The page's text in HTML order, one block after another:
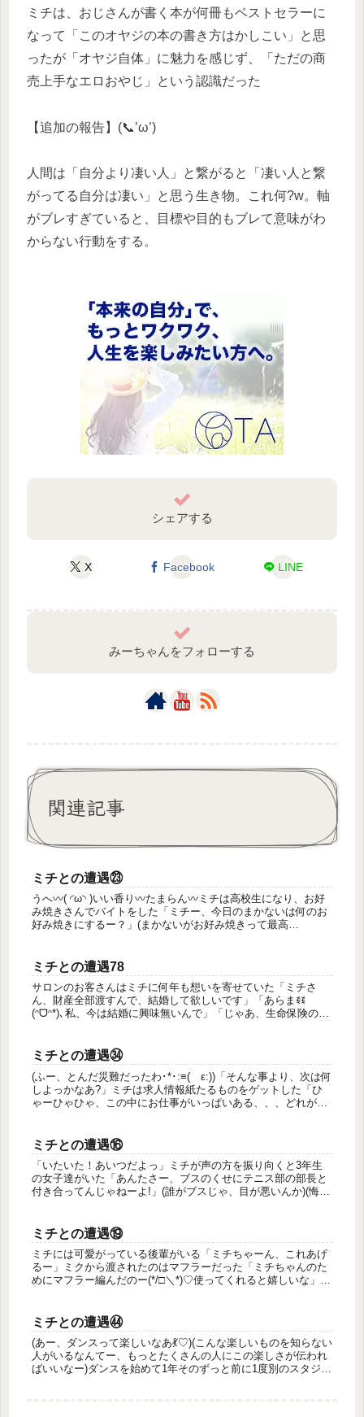
ミチは、おじさんが書く本が何冊もベストセラーに
なって「このオヤジの本の書き方はかしこい」と思
ったが「オヤジ自体」に魅力を感じず、「ただの商
売上手なエロおやじ」という認識だった
【追加の報告】(📞’ω’)
人間は「自分より凄い人」と繋がると「凄い人と繋
がってる自分は凄い」と思う生き物。これ何?w。軸
がブレすぎていると、目標や目的もブレて意味がわ
からない行動をする。
シェアする
X Facebook LINE
みーちゃんをフォローする
関連記事
ミチとの遭遇㉓
うへ〰️( ◜ω◝ )いい香り〰️たまらん〰️ミチは高校生になり、お好
み焼きさんでバイトをした「ミチー、今日のまかないは何のお
好み焼きにするー？」(まかないがお好み焼きって最高
ミチとの遭遇78
サロンのお客さんはミチに何年も想いを寄せていた「ミチさ
ん、財産全部渡すんで、結婚して欲しいです」「あらまꉂꉂ
(ᵔᗜᵔ*)､私、今は結婚に興味無いんで」「じゃあ、生命保険の受
ミチとの遭遇㉞
(ふー、とんだ災難だったわ･*･:≡( ε:))「そんな事より、次は何
しよっかなあ?」ミチは求人情報紙たるものをゲットした「ひ
ゃーひゃひゃ、この中にお仕事がいっぱいある、、、どれがい
ミチとの遭遇⑯
「いたいた！あいつだよっ」ミチが声の方を振り向くと3年生
の女子達がいた「あんたさー、ブスのくせにテニス部の部長と
付き合ってんじゃねーよ!」(誰がブスじゃ、目が悪いんか)(悔し
ミチとの遭遇⑲
ミチには可愛がっている後輩がいる「ミチちゃーん、これあげ
るー」ミクから渡されたのはマフラーだった「ミチちゃんのた
めにマフラー編んだのー(*/□＼*)♡使ってくれると嬉しいな」
ミチとの遭遇㊹
(あー、ダンスって楽しいなあ💃♡)(こんな楽しいものを知らない
人がいるなんてー、もっとたくさんの人にこの楽しさが伝われ
ばいいなー)ダンスを始めて1年そのずっと前に1度別のスタジオ